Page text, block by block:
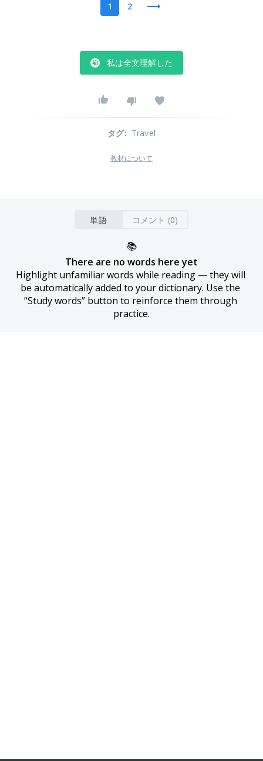
1 2
私は全文理解した
タグ: Travel
教材について
単語 コメント (0)
📚
There are no words here yet
Highlight unfamiliar words while reading — they will
be automatically added to your dictionary. Use the
“Study words” button to reinforce them through
practice.